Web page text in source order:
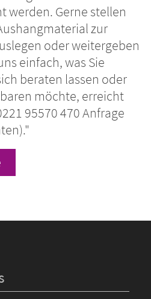
werden. Gerne stellen
zur
oder weitergeben
einfach, was Sie
beraten lassen oder
möchte, erreicht
95570 470 Anfrage